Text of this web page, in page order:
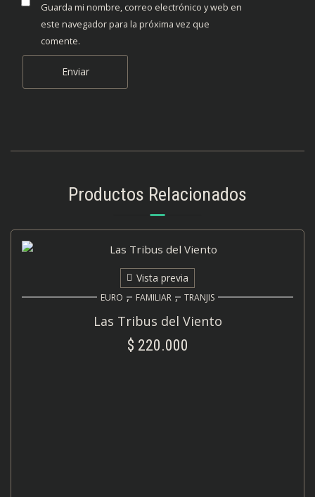
Guarda mi nombre, correo electrónico y web en
este navegador para la próxima vez que
comente.
Productos Relacionados
Vista previa
EURO , FAMILIAR , TRANJIS
Las Tribus del Viento
$ 220.000